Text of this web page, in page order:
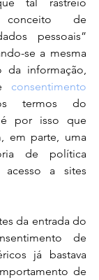
conceito de
pessoais”
se a mesma
da informação,
consentimento
termos do
por isso que
em parte, uma
de política
a sites
da entrada do
de
já bastava
de